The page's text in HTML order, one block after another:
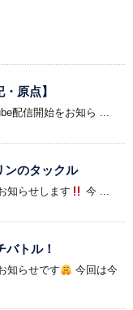
原点】
配信開始をお知ら ...
ンのタックル
知らせします 今 ...
バトル！
知らせです
今回は今